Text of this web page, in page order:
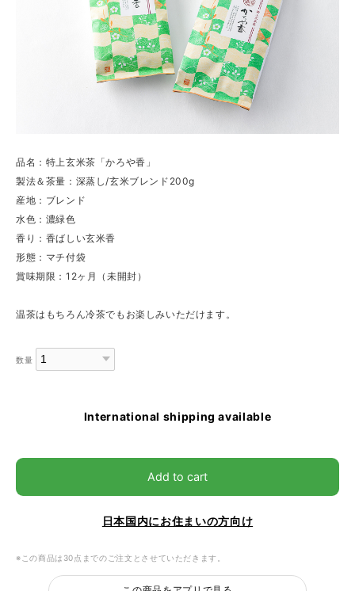
品名：特上玄米茶「かろや香」
製法＆茶量：深蒸し/玄米ブレンド200g
産地：ブレンド
水色：濃緑色
香り：香ばしい玄米香
形態：マチ付袋
賞味期限：12ヶ月（未開封）
温茶はもちろん冷茶でもお楽しみいただけます。
数量
International shipping available
Add to cart
日本国内にお住まいの方向け
※この商品は30点までのご注文とさせていただきます。